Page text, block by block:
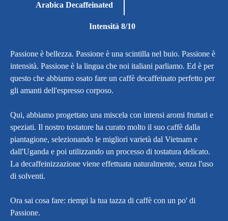
Arabica Decaffeinated
Intensità 8/10
Passione è bellezza. Passione è una scintilla nel buio. Passione è
intensità. Passione è la lingua che noi italiani parliamo. Ed è per
questo che abbiamo osato fare un caffè decaffeinato perfetto per
gli amanti dell'espresso corposo.
Qui, abbiamo progettato una miscela con intensi aromi fruttati e
speziati. Il nostro tostatore ha curato molto il suo caffè dalla
piantagione, selezionando le migliori varietà dal Vietnam e
dall'Uganda e poi utilizzando un processo di tostatura delicato.
La decaffeinizzazione viene effettuata naturalmente, senza l'uso
di solventi.
Ora sai cosa fare: riempi la tua tazza di caffè con un po' di
Passione.